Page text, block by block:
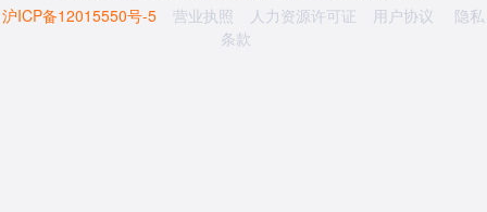
沪ICP备12015550号-5
营业执照 人力资源许可证 用户协议
隐私
条款